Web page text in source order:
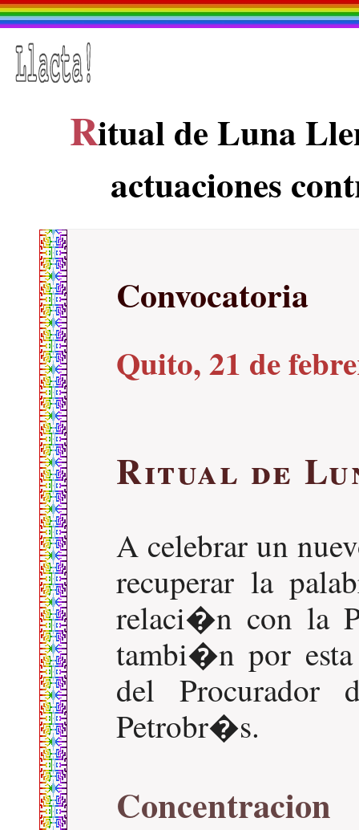
Ritual de Luna
actuaciones
Convocatoria
Quito, 21 de
Ritual de
A celebrar un
recuperar la
relaci�n con la
tambi�n por
del Procurador
Petrobr�s.
Concentracion